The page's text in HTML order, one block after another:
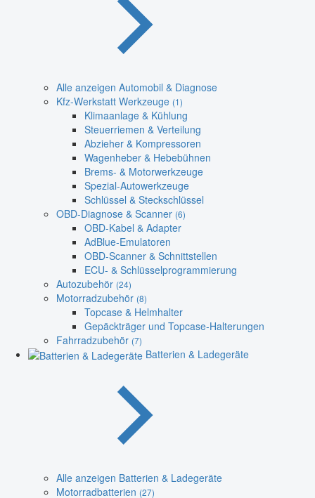
Alle anzeigen Automobil & Diagnose
Kfz-Werkstatt Werkzeuge (1)
Klimaanlage & Kühlung
Steuerriemen & Verteilung
Abzieher & Kompressoren
Wagenheber & Hebebühnen
Brems- & Motorwerkzeuge
Spezial-Autowerkzeuge
Schlüssel & Steckschlüssel
OBD-Diagnose & Scanner (6)
OBD-Kabel & Adapter
AdBlue-Emulatoren
OBD-Scanner & Schnittstellen
ECU- & Schlüsselprogrammierung
Autozubehör (24)
Motorradzubehör (8)
Topcase & Helmhalter
Gepäckträger und Topcase-Halterungen
Fahrradzubehör (7)
Batterien & Ladegeräte
Alle anzeigen Batterien & Ladegeräte
Motorradbatterien (27)